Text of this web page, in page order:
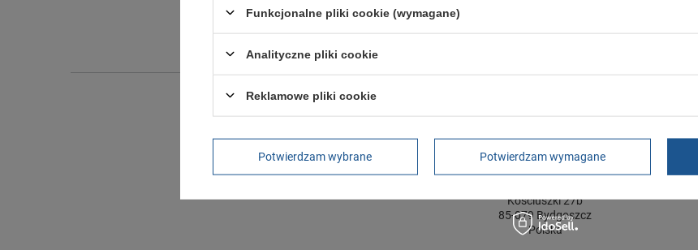
Szerokość towaru w centymetrach
2 lata
rękojmia wyłączona dla przedsiębiorców
Adres do reklamacji
Kościuszki 27b
85-079 Bydgoszcz
Polska
Funkcjonalne pliki cookie (wymagane)
Analityczne pliki cookie
Reklamowe pliki cookie
Potwierdzam wybrane Potwierdzam wymagane